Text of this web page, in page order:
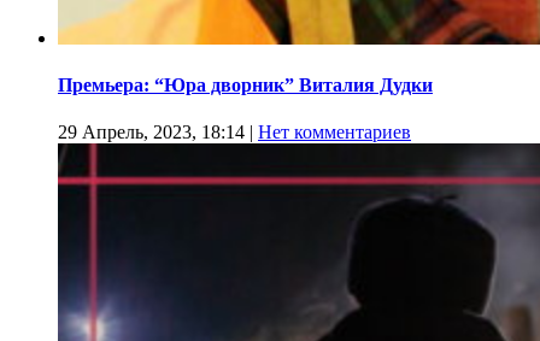
Премьера: “Юра дворник” Виталия Дудки
29 Апрель, 2023, 18:14 | Нет комментариев